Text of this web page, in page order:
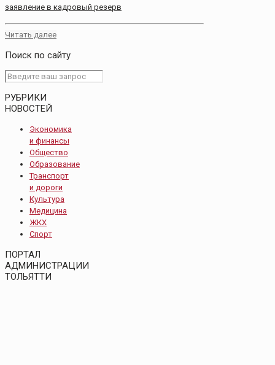
заявление в кадровый резерв
Читать далее
Поиск по сайту
РУБРИКИ
НОВОСТЕЙ
Экономика
и финансы
Общество
Образование
Транспорт
и дороги
Культура
Медицина
ЖКХ
Спорт
ПОРТАЛ
АДМИНИСТРАЦИИ
ТОЛЬЯТТИ